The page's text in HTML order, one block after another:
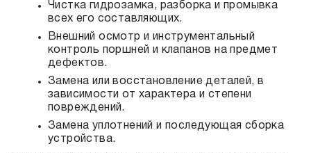
Чистка гидрозамка, разборка и промывка
всех его составляющих.
Внешний осмотр и инструментальный
контроль поршней и клапанов на предмет
дефектов.
Замена или восстановление деталей, в
зависимости от характера и степени
повреждений.
Замена уплотнений и последующая сборка
устройства.